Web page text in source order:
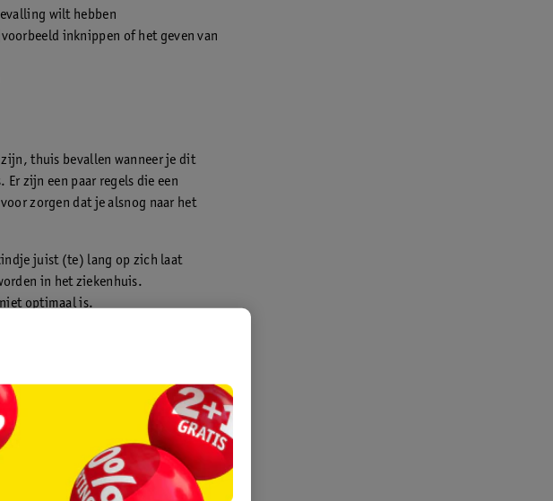
wilt hebben
inknippen of het geven van
thuis bevallen wanneer je dit
zijn een paar regels die een
zorgen dat je alsnog naar het
juist (te) lang op zich laat
in het ziekenhuis.
optimaal is.
wordt.
van te zijn dat je ook alles in
een paar extra items neer: